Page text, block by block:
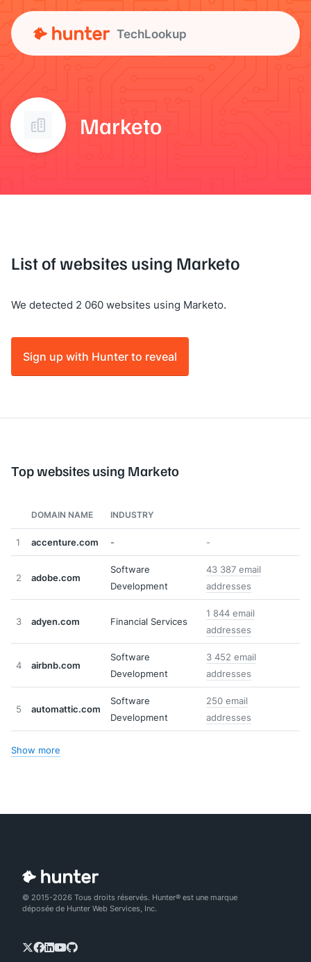
TechLookup
Marketo
List of websites using Marketo
We detected 2 060 websites using Marketo.
Sign up with Hunter to reveal
Top websites using Marketo
DOMAIN NAME INDUSTRY
1 accenture.com - -
2 adobe.com
Software
Development
43 387 email
addresses
3 adyen.com Financial Services
1 844 email
addresses
4 airbnb.com
Software
Development
3 452 email
addresses
5 automattic.com
Software
Development
250 email
addresses
Show more
© 2015-2026 Tous droits réservés. Hunter® est une marque
déposée de Hunter Web Services, Inc.